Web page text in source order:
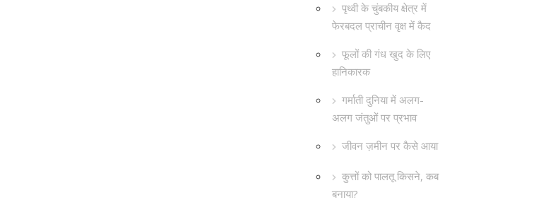
पृथ्वी के चुंबकीय क्षेत्र में
फेरबदल प्राचीन वृक्ष में कैद
फूलों की गंध खुद के लिए
हानिकारक
गर्माती दुनिया में अलग-
अलग जंतुओं पर प्रभाव
जीवन ज़मीन पर कैसे आया
कुत्तों को पालतू किसने, कब
बनाया?